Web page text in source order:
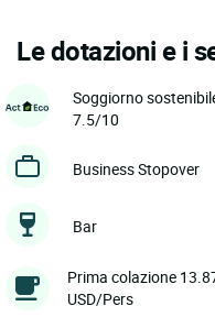
Le dotazioni e i
Soggiorno
7.5/10
Business Stopover
Bar
Prima colazione
USD/Pers